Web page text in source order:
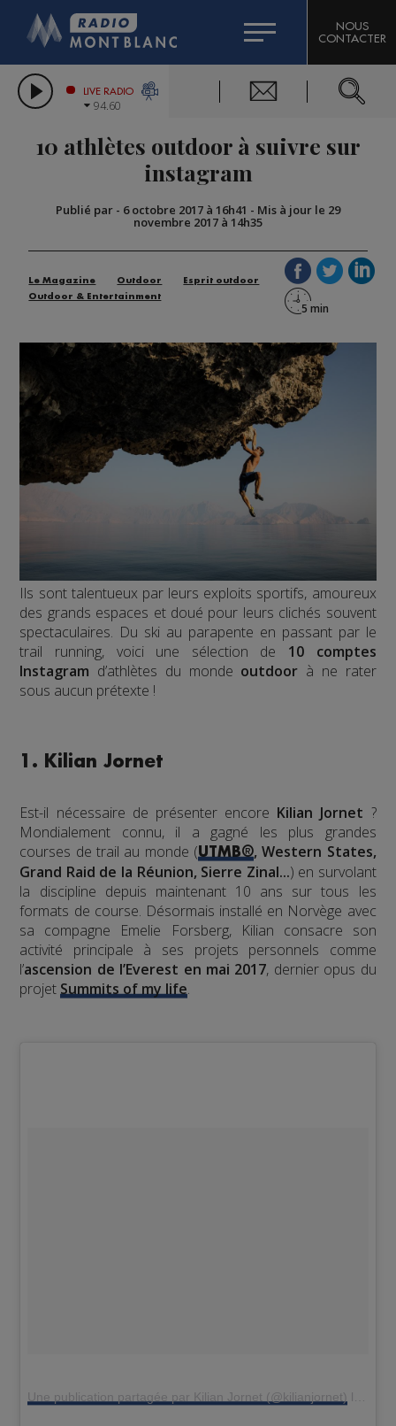
LES CHRONIQUES DE L'EXPERT
CITIZEN MACHINERY
GRAND MASSIF DOMAINES SKIABLES
BIGARD
COMPAGNIE DU MONT-BLANC
NOUS
CONTACTER
LIVE RADIO
94.60
10 athlètes outdoor à suivre sur
instagram
Publié par - 6 octobre 2017 à 16h41 - Mis à jour le 29
novembre 2017 à 14h35
Le Magazine Outdoor
Esprit outdoor
Outdoor & Entertainment
Ils sont talentueux par leurs exploits sportifs, amoureux
des grands espaces et doué pour leurs clichés souvent
spectaculaires. Du ski au parapente en passant par le
trail running, voici une sélection de 10 comptes
Instagram d’athlètes du monde outdoor à ne rater
sous aucun prétexte !
1. Kilian Jornet
Est-il nécessaire de présenter encore Kilian Jornet ?
Mondialement connu, il a gagné les plus grandes
courses de trail au monde (UTMB®, Western States,
Grand Raid de la Réunion, Sierre Zinal...) en survolant
la discipline depuis maintenant 10 ans sur tous les
formats de course. Désormais installé en Norvège avec
sa compagne Emelie Forsberg, Kilian consacre son
activité principale à ses projets personnels comme
l’ascension de l’Everest en mai 2017, dernier opus du
projetSummits of my life.
Une publication partagée par Kilian Jornet (@kilianjornet) le